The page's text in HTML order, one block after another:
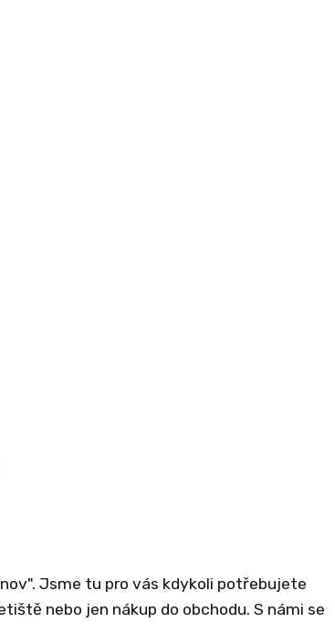
Jsme tu pro vás kdykoli potřebujete
nebo jen nákup do obchodu. S námi se